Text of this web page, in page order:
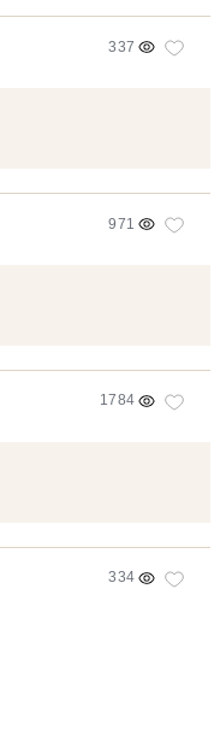
337
971
1784
334